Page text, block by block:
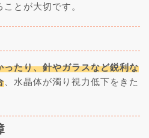
とが大切です。
たり、針やガラスなど鋭利な
、水晶体が濁り視力低下をきた